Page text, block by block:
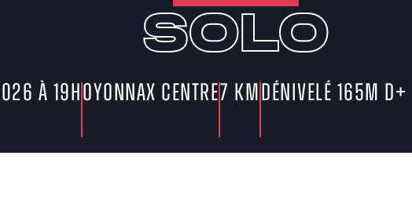
solo
à 19hOyonnax centre7 kmDénivelé 165m D+